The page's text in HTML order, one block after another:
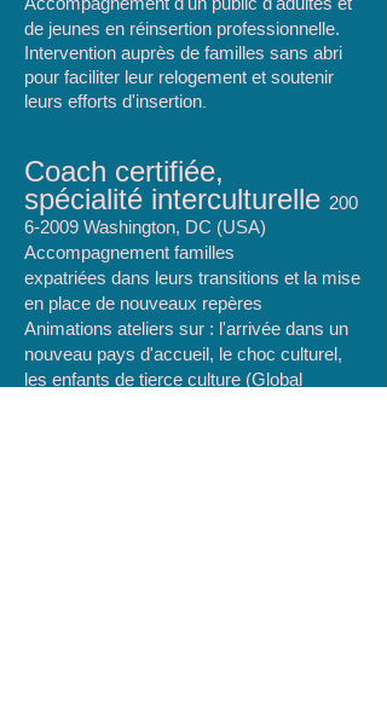
de jeunes en réinsertion professionnelle.
Intervention auprès de familles sans abri
pour faciliter leur relogement et soutenir
leurs efforts d'insertion
Coach certifiée,
spécialité interculturelle 200
6-2009 Washington, DC (USA)
Accompagnement familles
expatriées dans leurs transitions et la mise
en place de nouveaux repères
Animations ateliers sur : l'arrivée dans un
nouveau pays d'accueil, le choc culturel,
les enfants de tierce culture (Global